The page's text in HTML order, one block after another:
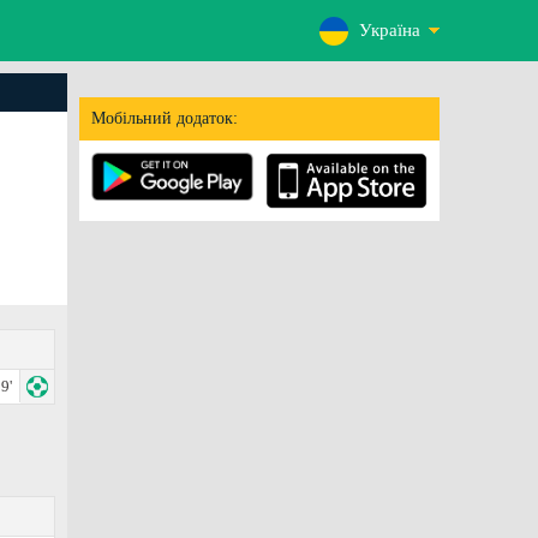
Україна
Мобільний додаток: